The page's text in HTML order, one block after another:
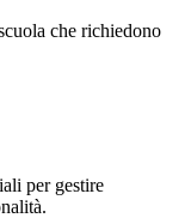
che richiedono
per gestire